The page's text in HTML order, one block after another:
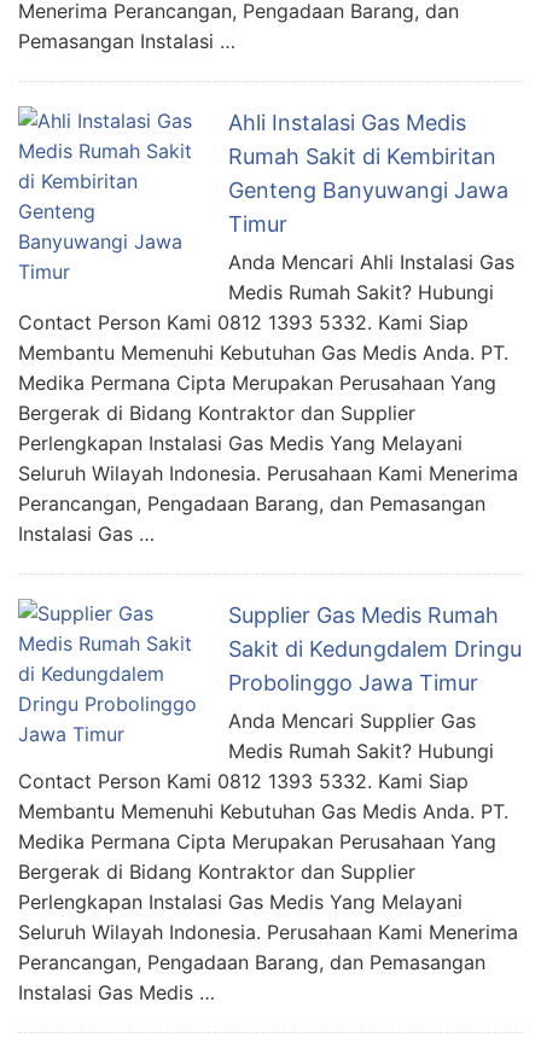
Menerima Perancangan, Pengadaan Barang, dan
Pemasangan Instalasi …
Ahli Instalasi Gas Medis
Rumah Sakit di Kembiritan
Genteng Banyuwangi Jawa
Timur
Anda Mencari Ahli Instalasi Gas
Medis Rumah Sakit? Hubungi
Contact Person Kami 0812 1393 5332. Kami Siap
Membantu Memenuhi Kebutuhan Gas Medis Anda. PT.
Medika Permana Cipta Merupakan Perusahaan Yang
Bergerak di Bidang Kontraktor dan Supplier
Perlengkapan Instalasi Gas Medis Yang Melayani
Seluruh Wilayah Indonesia. Perusahaan Kami Menerima
Perancangan, Pengadaan Barang, dan Pemasangan
Instalasi Gas …
Supplier Gas Medis Rumah
Sakit di Kedungdalem Dringu
Probolinggo Jawa Timur
Anda Mencari Supplier Gas
Medis Rumah Sakit? Hubungi
Contact Person Kami 0812 1393 5332. Kami Siap
Membantu Memenuhi Kebutuhan Gas Medis Anda. PT.
Medika Permana Cipta Merupakan Perusahaan Yang
Bergerak di Bidang Kontraktor dan Supplier
Perlengkapan Instalasi Gas Medis Yang Melayani
Seluruh Wilayah Indonesia. Perusahaan Kami Menerima
Perancangan, Pengadaan Barang, dan Pemasangan
Instalasi Gas Medis …